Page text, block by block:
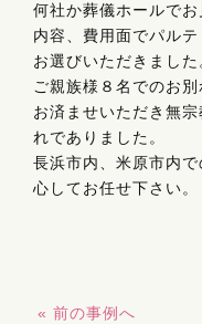
何社か葬儀ホールで
内容、費用面でパル
お選びいただきました
ご親族様８名でのお
お済ませいただき無
れでありました。
長浜市内、米原市内
心してお任せ下さい。
« 前の事例へ